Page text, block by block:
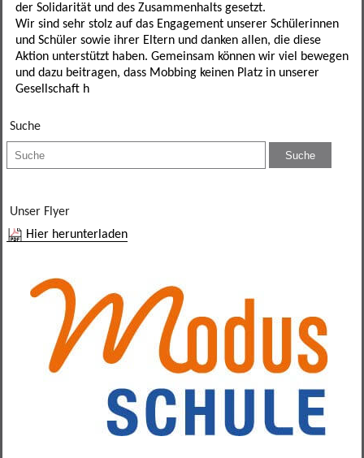
Kollegium
Sekretariat
SMV
der Solidarität und des Zusammenhalts gesetzt.
Wir sind sehr stolz auf das Engagement unserer Schülerinnen
und Schüler sowie ihrer Eltern und danken allen, die diese
Aktion unterstützt haben. Gemeinsam können wir viel bewegen
und dazu beitragen, dass Mobbing keinen Platz in unserer
Gesellschaft h
Suche
Unser Flyer
Hier herunterladen